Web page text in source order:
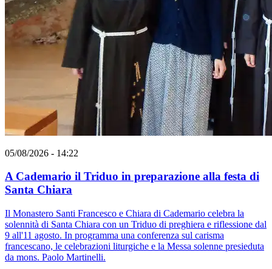
05/08/2026 - 14:22
A Cademario il Triduo in preparazione alla festa di
Santa Chiara
Il Monastero Santi Francesco e Chiara di Cademario celebra la
solennità di Santa Chiara con un Triduo di preghiera e riflessione dal
9 all'11 agosto. In programma una conferenza sul carisma
francescano, le celebrazioni liturgiche e la Messa solenne presieduta
da mons. Paolo Martinelli.